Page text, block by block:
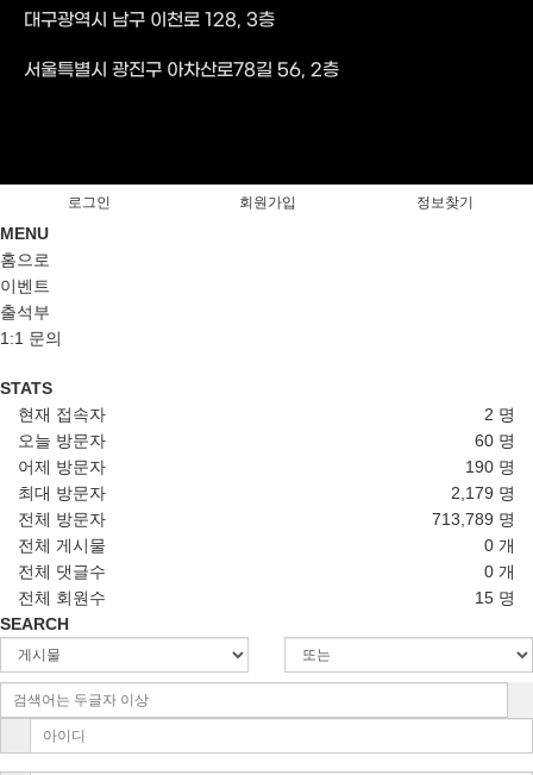
대구광역시 남구 이천로 128, 3층
서울특별시 광진구 아차산로78길 56, 2층
로그인 회원가입 정보찾기
MENU
홈으로
이벤트
출석부
1:1 문의
STATS
2 명
현재 접속자
60 명
오늘 방문자
190 명
어제 방문자
2,179 명
최대 방문자
713,789 명
전체 방문자
0 개
전체 게시물
0 개
전체 댓글수
15 명
전체 회원수
SEARCH